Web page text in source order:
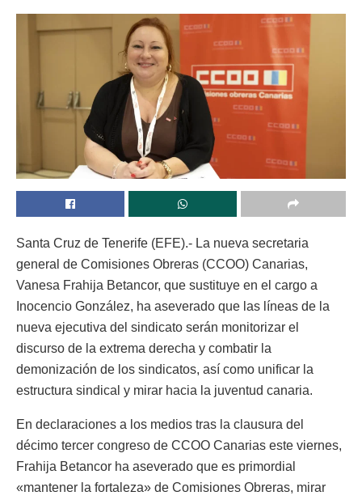
Santa Cruz de Tenerife (EFE).- La nueva secretaria
general de Comisiones Obreras (CCOO) Canarias,
Vanesa Frahija Betancor, que sustituye en el cargo a
Inocencio González, ha aseverado que las líneas de la
nueva ejecutiva del sindicato serán monitorizar el
discurso de la extrema derecha y combatir la
demonización de los sindicatos, así como unificar la
estructura sindical y mirar hacia la juventud canaria.
En declaraciones a los medios tras la clausura del
décimo tercer congreso de CCOO Canarias este viernes,
Frahija Betancor ha aseverado que es primordial
«mantener la fortaleza» de Comisiones Obreras, mirar